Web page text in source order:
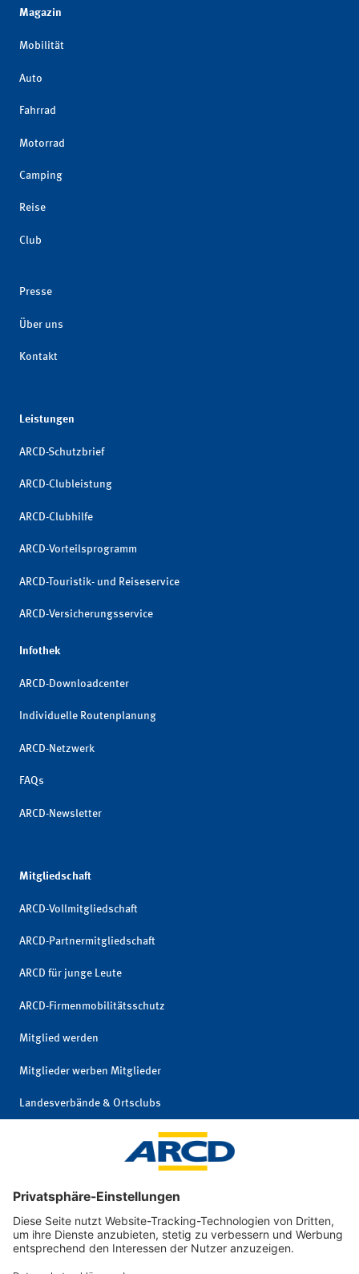
Magazin
Mobilität
Auto
Fahrrad
Motorrad
Camping
Reise
Club
Presse
Über uns
Kontakt
Leistungen
ARCD-Schutzbrief
ARCD-Clubleistung
ARCD-Clubhilfe
ARCD-Vorteilsprogramm
ARCD-Touristik- und Reiseservice
ARCD-Versicherungsservice
Infothek
ARCD-Downloadcenter
Individuelle Routenplanung
ARCD-Netzwerk
FAQs
ARCD-Newsletter
Mitgliedschaft
ARCD-Vollmitgliedschaft
ARCD-Partnermitgliedschaft
ARCD für junge Leute
ARCD-Firmenmobilitätsschutz
Mitglied werden
Mitglieder werben Mitglieder
Landesverbände & Ortsclubs